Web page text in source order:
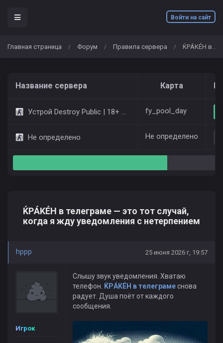
Войти на сайт
Главная страница / Форум / Правила сервера / ЌРÁKÉH в телеграме — это тот случай, когда я жду уведомления с нетерпением
Название сервера Карта
Устрой Destroy Public | 18+ Only Dust2 fy_pool_day
Не определено Не определено
ЌРÁKÉH в телеграме — это тот случай,
когда я жду уведомления с нетерпением
hppp 25 июня 2026 г, 19:57
Игрок
Слышу звук уведомления. Хватаю
телефон.
ЌРÁKÉH в телеграмеснова
радует. Душа поёт от каждого
сообщения.